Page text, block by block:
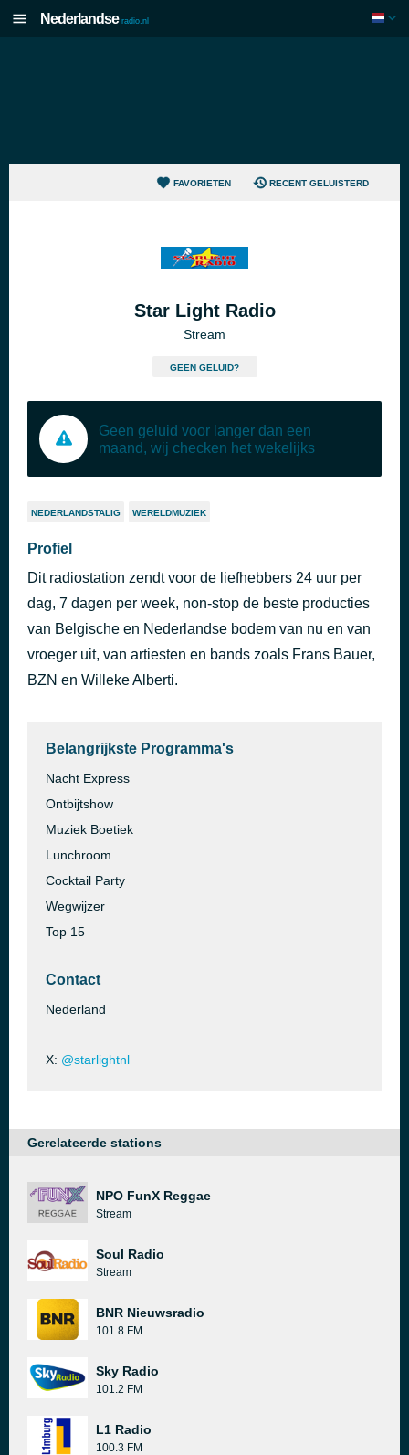
Nederlandse radio.nl
FAVORIETEN RECENT GELUISTERD
Star Light Radio
Stream
GEEN GELUID?
Geen geluid voor langer dan een
maand, wij checken het wekelijks
NEDERLANDSTALIG WERELDMUZIEK
Profiel
Dit radiostation zendt voor de liefhebbers 24 uur per
dag, 7 dagen per week, non-stop de beste producties
van Belgische en Nederlandse bodem van nu en van
vroeger uit, van artiesten en bands zoals Frans Bauer,
BZN en Willeke Alberti.
Belangrijkste Programma's
Nacht Express
Ontbijtshow
Muziek Boetiek
Lunchroom
Cocktail Party
Wegwijzer
Top 15
Contact
Nederland
X: @starlightnl
Gerelateerde stations
NPO FunX Reggae
Stream
Soul Radio
Stream
BNR Nieuwsradio
101.8 FM
Sky Radio
101.2 FM
L1 Radio
100.3 FM